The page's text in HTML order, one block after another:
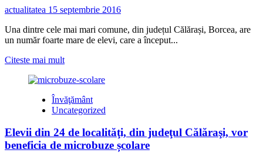
Bobotează
din
județ.
Tradiție,
și
spectaculoasă
DN
actualitatea 15 septembrie 2016
Una dintre cele mai mari comune, din județul Călărași, Borcea, are
un număr foarte mare de elevi, care a început...
Citeste mai multRead
about
1700
de
au
început
Învăţământ
Uncategorized
Elevii din 24 de localităţi, din judeţul Călăraşi, vor
beneficia de microbuze școlare